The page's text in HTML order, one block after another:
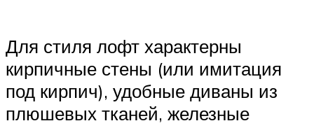
Для стиля лофт характерны
кирпичные стены (или имитация
под кирпич), удобные диваны из
плюшевых тканей, железные